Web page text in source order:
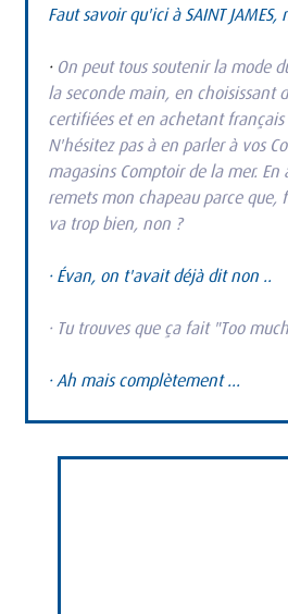
Faut savoir qu'ici à SAINT JAMES,
· On peut tous soutenir la mode
la seconde main, en choisissant
certifiées et en achetant français
N'hésitez pas à en parler à vos
magasins Comptoir de la mer.
remets mon chapeau parce
va trop bien, non ?
· Évan, on t'avait déjà dit non ..
· Tu trouves que ça fait "Too
· Ah mais complètement ...